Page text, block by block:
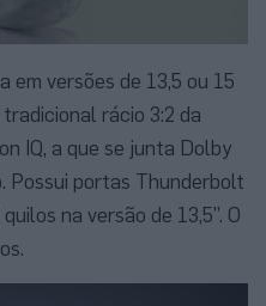
em versões de 13,5 ou 15
rácio 3:2 da
IQ, a que se junta Dolby
Possui portas Thunderbolt
na versão de 13,5”. O